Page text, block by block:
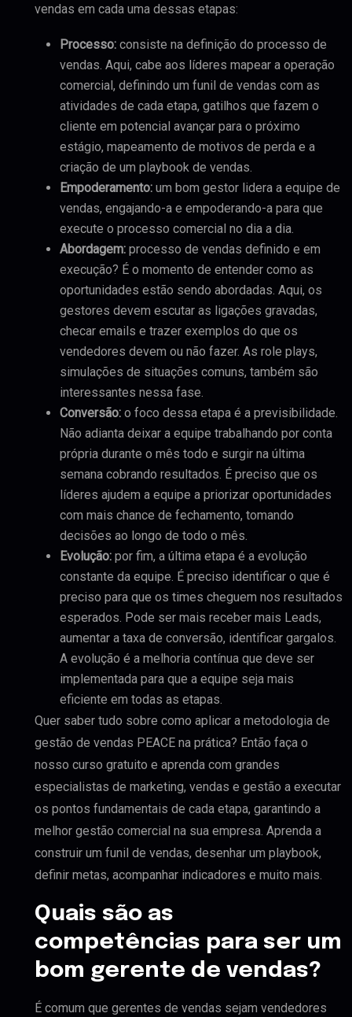
vendas em cada uma dessas etapas:
Processo: consiste na definição do processo de
vendas. Aqui, cabe aos líderes mapear a operação
comercial, definindo um funil de vendas com as
atividades de cada etapa, gatilhos que fazem o
cliente em potencial avançar para o próximo
estágio, mapeamento de motivos de perda e a
criação de um playbook de vendas.
Empoderamento: um bom gestor lidera a equipe de
vendas, engajando-a e empoderando-a para que
execute o processo comercial no dia a dia.
Abordagem: processo de vendas definido e em
execução? É o momento de entender como as
oportunidades estão sendo abordadas. Aqui, os
gestores devem escutar as ligações gravadas,
checar emails e trazer exemplos do que os
vendedores devem ou não fazer. As role plays,
simulações de situações comuns, também são
interessantes nessa fase.
Conversão: o foco dessa etapa é a previsibilidade.
Não adianta deixar a equipe trabalhando por conta
própria durante o mês todo e surgir na última
semana cobrando resultados. É preciso que os
líderes ajudem a equipe a priorizar oportunidades
com mais chance de fechamento, tomando
decisões ao longo de todo o mês.
Evolução: por fim, a última etapa é a evolução
constante da equipe. É preciso identificar o que é
preciso para que os times cheguem nos resultados
esperados. Pode ser mais receber mais Leads,
aumentar a taxa de conversão, identificar gargalos.
A evolução é a melhoria contínua que deve ser
implementada para que a equipe seja mais
eficiente em todas as etapas.
Quer saber tudo sobre como aplicar a metodologia de
gestão de vendas PEACE na prática? Então faça o
nosso curso gratuito e aprenda com grandes
especialistas de marketing, vendas e gestão a executar
os pontos fundamentais de cada etapa, garantindo a
melhor gestão comercial na sua empresa. Aprenda a
construir um funil de vendas, desenhar um playbook,
definir metas, acompanhar indicadores e muito mais.
Quais são as
competências para ser um
bom gerente de vendas?
É comum que gerentes de vendas sejam vendedores